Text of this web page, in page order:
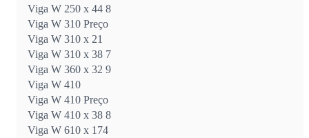
Viga W 250 x 44 8
Viga W 310 Preço
Viga W 310 x 21
Viga W 310 x 38 7
Viga W 360 x 32 9
Viga W 410
Viga W 410 Preço
Viga W 410 x 38 8
Viga W 610 x 174